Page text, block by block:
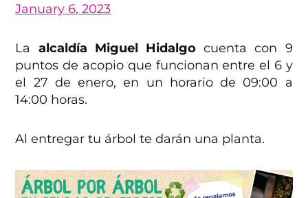
January 6, 2023
La alcaldía Miguel Hidalgo cuenta con 9
puntos de acopio que funcionan entre el 6 y
el 27 de enero, en un horario de 09:00 a
14:00 horas.
Al entregar tu árbol te darán una planta.